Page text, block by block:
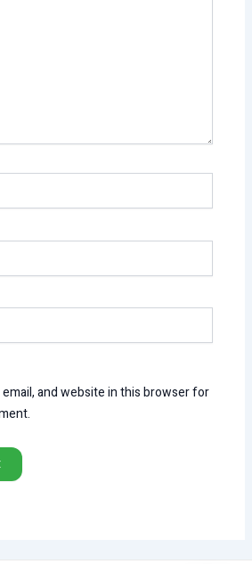
email, and website in this browser for